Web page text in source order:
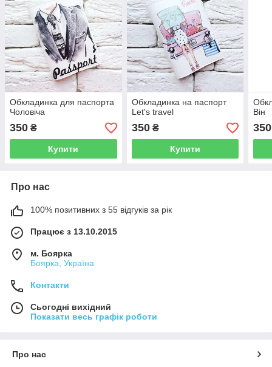
Обкладинка для паспорта
Чоловіча
350 ₴
Купити
Обкладинка на паспорт
Let's travel
350₴
Купити
Він
350
Про нас
100% позитивних з 55 відгуків за рік
Працює з 13.10.2015
м. Боярка
Боярка, Україна
Контакти
Сьогодні вихідний
Показати весь графік роботи
Про нас